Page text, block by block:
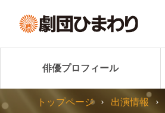
俳優プロフィール
トップページ 出演情報